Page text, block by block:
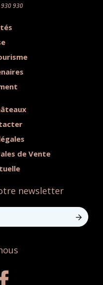
930
de Vente
newsletter